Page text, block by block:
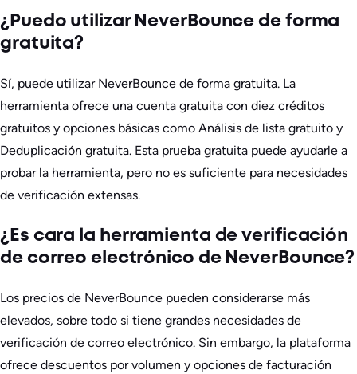
¿Puedo utilizar NeverBounce de forma
gratuita?
Sí, puede utilizar NeverBounce de forma gratuita. La
herramienta ofrece una cuenta gratuita con diez créditos
gratuitos y opciones básicas como Análisis de lista gratuito y
Deduplicación gratuita. Esta prueba gratuita puede ayudarle a
probar la herramienta, pero no es suficiente para necesidades
de verificación extensas.
¿Es cara la herramienta de verificación
de correo electrónico de NeverBounce?
Los precios de NeverBounce pueden considerarse más
elevados, sobre todo si tiene grandes necesidades de
verificación de correo electrónico. Sin embargo, la plataforma
ofrece descuentos por volumen y opciones de facturación